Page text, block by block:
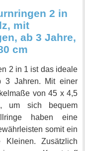
2 in
mit
ab 3 Jahre,
cm
2 in 1 ist das ideale
3 Jahren. Mit einer
von 45 x 4,5
um sich bequem
haben eine
somit ein
Kleinen. Zusätzlich